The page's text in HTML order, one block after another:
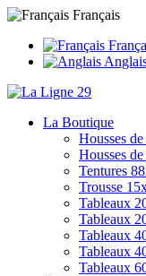
Français
La Boutique
Housses
Housses
Tentures
Trousse
Tableaux
Tableaux
Tableaux
Tableaux
Tableaux